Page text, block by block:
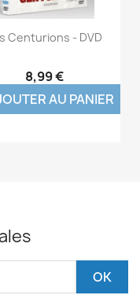
Centurions - DVD
8,99 €
AU PANIER